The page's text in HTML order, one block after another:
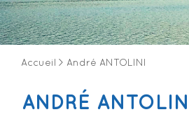
Accueil > André ANTOLINI
ANDRÉ ANTOLINI